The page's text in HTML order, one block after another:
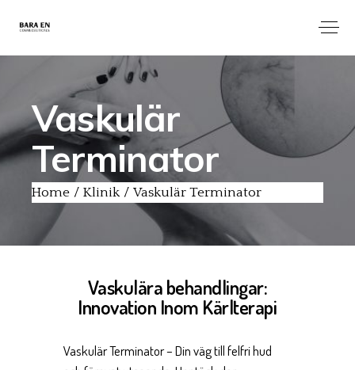
Vaskulär
Terminator
Home Klinik Vaskulär Terminator
Vaskulära behandlingar:
Innovation Inom Kärlterapi
Vaskulär Terminator – Din väg till felfri hud